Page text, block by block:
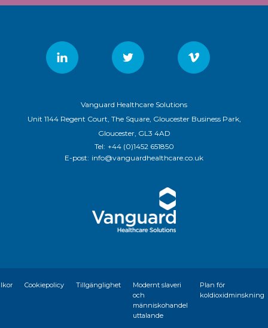
Vanguard Healthcare Solutions
Unit 1144 Regent Court, The Square, Gloucester Business Park,
Gloucester, GL3 4AD
Tel: +44 (0)1452 651850
E-post: info@vanguardhealthcare.co.uk
Cookiepolicy Tillgänglighet
Modernt slaveri
och
människohandel
uttalande
Plan för
koldioxidminskning